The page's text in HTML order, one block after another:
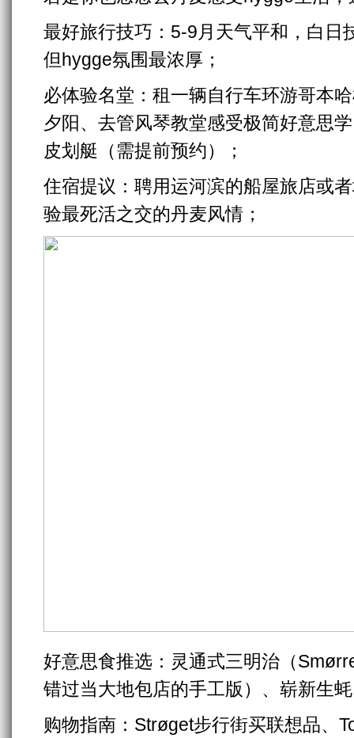
最好旅行技巧：5-9月天气平和，白日
但hygge氛围最浓厚；
必体验名堂：租一辆自行车环游哥本
夕阳、去管风琴教堂感受极简好意思
皮划艇（需提前预约）；
住宿提议：聘用运河滨的船屋旅店或
验最死活之交的丹麦风情；
好意思食推选：灵通式三明治（
错过当大地包店的手工版）、崭新生
购物指南：Strøget步行街买联想品、